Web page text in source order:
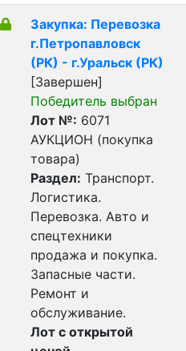
Закупка: Перевозка
г.Петропавловск
(РК) - г.Уральск (РК)
[Завершен]
Победитель выбран
Лот №: 6071
АУКЦИОН (покупка
товара)
Раздел: Транспорт.
Логистика.
Перевозка. Авто и
спецтехники
продажа и покупка.
Запасные части.
Ремонт и
обслуживание.
Лот с открытой